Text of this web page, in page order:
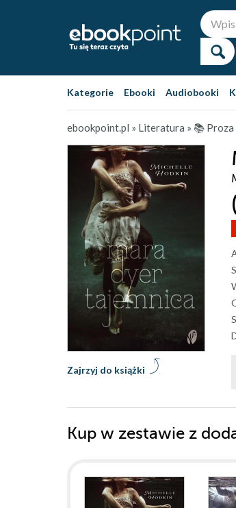
Kategorie Ebooki Audiobooki
ebookpoint.pl » Literatura » 📚 Proza
Zajrzyj do książki
Kup w zestawie z